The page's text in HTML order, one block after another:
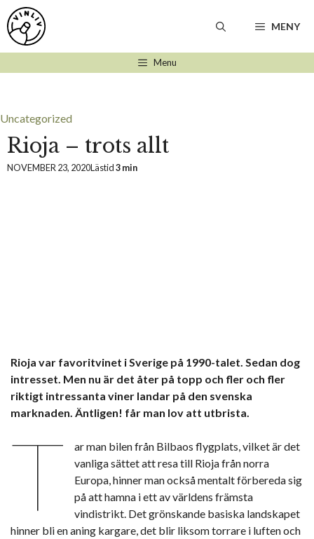
Hoppa
till
innehåll
MENY
Menu
Uncategorized
Rioja – trots allt
NOVEMBER 23, 2020Lästid3 min
Rioja var favoritvinet i Sverige på 1990-talet. Sedan dog
intresset. Men nu är det åter på topp och fler och fler
riktigt intressanta viner landar på den svenska
marknaden. Äntligen! får man lov att utbrista.
T
ar man bilen från Bilbaos flygplats, vilket är det
vanliga sättet att resa till Rioja från norra
Europa, hinner man också mentalt förbereda sig
på att hamna i ett av världens främsta
vindistrikt. Det grönskande basiska landskapet
hinner bli en aning kargare, det blir liksom torrare i luften och